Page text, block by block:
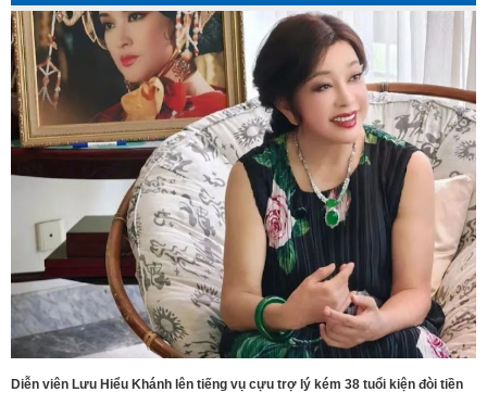
Diễn viên Lưu Hiểu Khánh lên tiếng vụ cựu trợ lý kém 38 tuổi kiện đòi tiền